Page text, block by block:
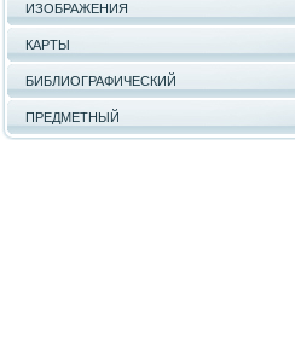
ИЗОБРАЖЕНИЯ
КАРТЫ
БИБЛИОГРАФИЧЕСКИЙ
ПРЕДМЕТНЫЙ